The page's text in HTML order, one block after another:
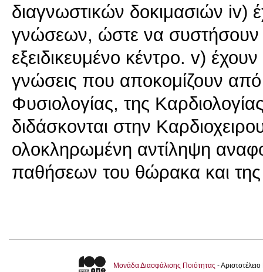
διαγνωστικών δοκιμασιών iv)
γνώσεων, ώστε να συστήσουν
εξειδικευμένο κέντρο. v)
γνώσεις που αποκομίζουν
Φυσιολογίας, της
διδάσκονται στην
ολοκληρωμένη αντίληψη
παθήσεων του θώρακα και της
Μονάδα Διασφάλισης Ποιότητας -